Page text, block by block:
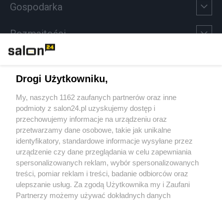
Gospodarka
Rozmaitości
Sport
Społeczeństwo
Kultura
X Facebook Instagram Youtube
Drogi Użytkowniku,
My, naszych 1162 zaufanych partnerów oraz inne
podmioty z salon24.pl uzyskujemy dostęp i
przechowujemy informacje na urządzeniu oraz
przetwarzamy dane osobowe, takie jak unikalne
identyfikatory, standardowe informacje wysyłane przez
urządzenie czy dane przeglądania w celu zapewniania
spersonalizowanych reklam, wybór spersonalizowanych
treści, pomiar reklam i treści, badanie odbiorców oraz
ulepszanie usług. Za zgodą Użytkownika my i Zaufani
Partnerzy możemy używać dokładnych danych